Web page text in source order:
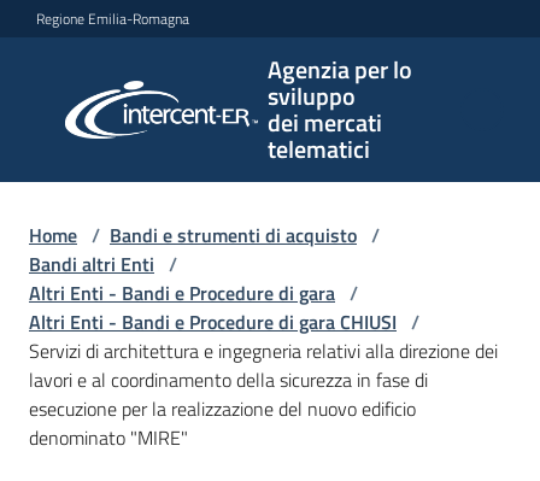
Vai al contenuto
Vai alla navigazione
Vai al footer
Regione Emilia-Romagna
Agenzia per lo
sviluppo
dei mercati
telematici
per lo
sviluppo
telematici
L'Agenzia
Bandi
Home / Bandi e strumenti di acquisto /
Bandi altri Enti /
Altri Enti - Bandi e Procedure di gara /
Altri Enti - Bandi e Procedure di gara CHIUSI /
Servizi di architettura e ingegneria relativi alla direzione dei
lavori e al coordinamento della sicurezza in fase di
esecuzione per la realizzazione del nuovo edificio
denominato "MIRE"